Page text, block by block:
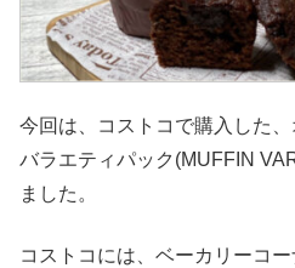
今回は、コストコで購入した
バラエティパック(MUFFIN
ました。
コストコには、ベーカリーコ